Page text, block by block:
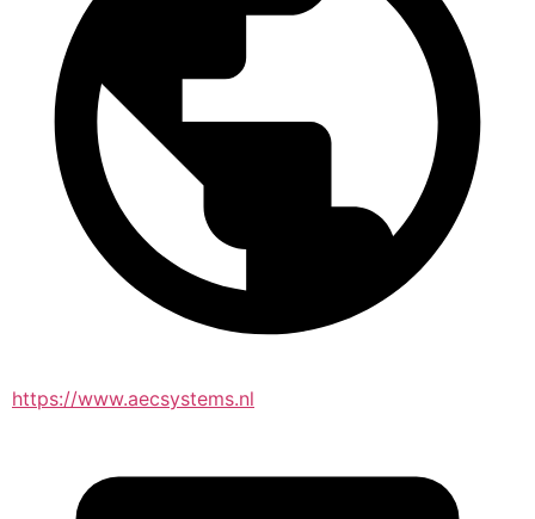
https://www.aecsystems.nl